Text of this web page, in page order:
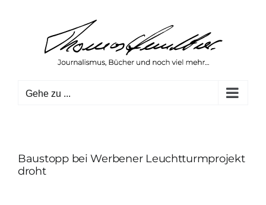
springen
Gehe zu ...
Baustopp bei Werbener Leuchtturmprojekt
droht